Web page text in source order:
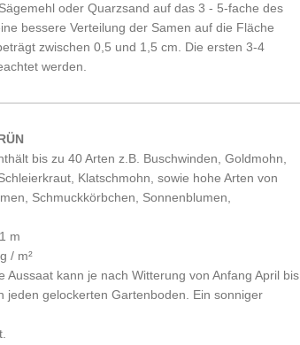
oder Quarzsand auf das 3 - 5-fache des
bessere Verteilung der Samen auf die Fläche
zwischen 0,5 und 1,5 cm. Die ersten 3-4
werden.
bis zu 40 Arten z.B. Buschwinden, Goldmohn,
Klatschmohn, sowie hohe Arten von
Schmuckkörbchen, Sonnenblumen,
m
/ m²
Aussaat kann je nach Witterung von Anfang April bis
jeden gelockerten Gartenboden. Ein sonniger